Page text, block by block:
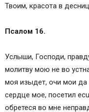
Твоим, красота в
Псалом 16.
Услыши, Господи,
молитву мою не во
моя изыдет, очи мои да
сердце мое, посетил
обретеся во мне